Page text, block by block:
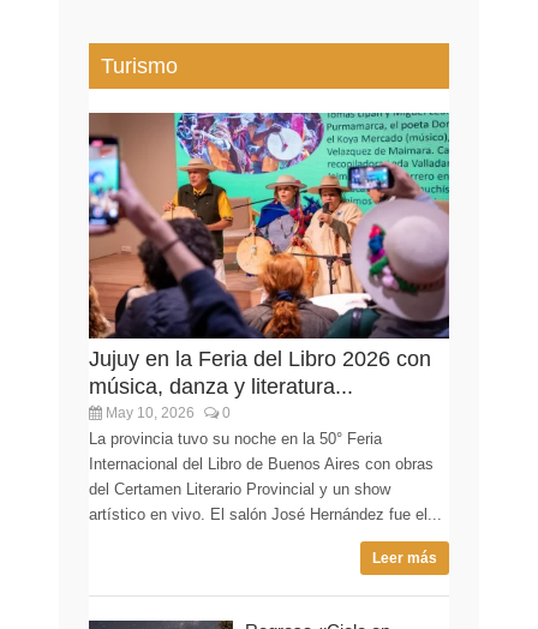
Turismo
Jujuy en la Feria del Libro 2026 con
música, danza y literatura...
May 10, 2026 0
La provincia tuvo su noche en la 50° Feria
Internacional del Libro de Buenos Aires con obras
del Certamen Literario Provincial y un show
artístico en vivo. El salón José Hernández fue el...
Leer más